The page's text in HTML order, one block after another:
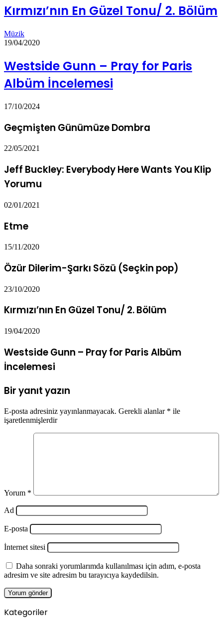
Kırmızı’nın En Güzel Tonu/ 2. Bölüm
Müzik
19/04/2020
Westside Gunn – Pray for Paris
Albüm İncelemesi
17/10/2024
Geçmişten Günümüze Dombra
22/05/2021
Jeff Buckley: Everybody Here Wants You Klip
Yorumu
02/01/2021
Etme
15/11/2020
Özür Dilerim-Şarkı Sözü (Seçkin pop)
23/10/2020
Kırmızı’nın En Güzel Tonu/ 2. Bölüm
19/04/2020
Westside Gunn – Pray for Paris Albüm
İncelemesi
Bir yanıt yazın
E-posta adresiniz yayınlanmayacak. Gerekli alanlar * ile
işaretlenmişlerdir
Yorum *
Ad
E-posta
İnternet sitesi
Daha sonraki yorumlarımda kullanılması için adım, e-posta
adresim ve site adresim bu tarayıcıya kaydedilsin.
Kategoriler